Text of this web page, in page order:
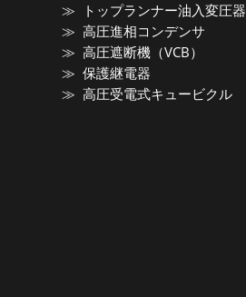
トップランナー油入変圧器
高圧進相コンデンサ
高圧遮断機（VCB）
保護継電器
高圧受電式キュービクル